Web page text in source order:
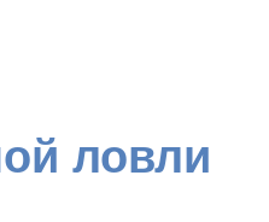
ловли